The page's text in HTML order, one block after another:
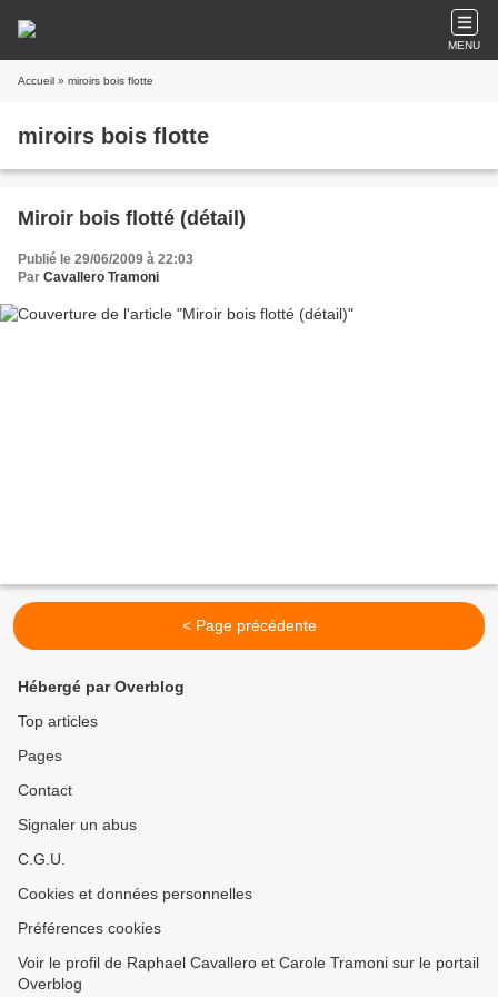
MENU
Accueil » miroirs bois flotte
miroirs bois flotte
Miroir bois flotté (détail)
Publié le 29/06/2009 à 22:03
Par Cavallero Tramoni
< Page précédente
Hébergé par Overblog
Top articles
Pages
Contact
Signaler un abus
C.G.U.
Cookies et données personnelles
Préférences cookies
Voir le profil de Raphael Cavallero et Carole Tramoni sur le portail
Overblog